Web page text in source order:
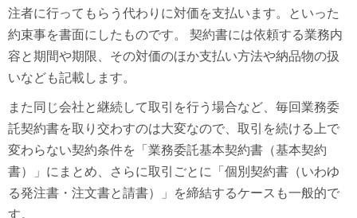
注者に行ってもらう代わりに対価を支払います。といった
約束事を書面にしたものです。 契約書には依頼する業務内
容と期間や期限、その対価のほか支払い方法や納品物の扱
いなども記載します。
また同じ会社と継続して取引を行う場合など、毎回業務委
託契約書を取り交わすのは大変なので、取引を続ける上で
変わらない契約条件を「業務委託基本契約書（基本契約
書）」にまとめ、さらに取引ごとに「個別契約書（いわゆ
る発注書・注文書と請書）」を締結するケースも一般的で
す。